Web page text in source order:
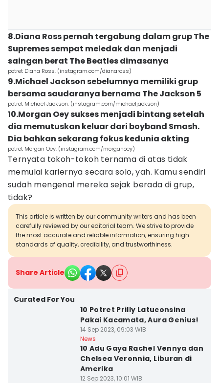
8.Diana Ross pernah tergabung dalam grup The
Supremes sempat meledak dan menjadi
saingan berat The Beatles dimasanya
potret Diana Ross. (instagram.com/dianaross)
9.Michael Jackson sebelumnya memiliki grup
bersama saudaranya bernama The Jackson 5
potret Michael Jackson. (instagram.com/michaeljackson)
10.Morgan Oey sukses menjadi bintang setelah
dia memutuskan keluar dari boyband Smash.
Dia bahkan sekarang fokus kedunia akting
potret Morgan Oey. (instagram.com/morganoey)
Ternyata tokoh-tokoh ternama di atas tidak
memulai kariernya secara solo, yah. Kamu sendiri
sudah mengenal mereka sejak berada di grup,
tidak?
This article is written by our community writers and has been
carefully reviewed by our editorial team. We strive to provide
the most accurate and reliable information, ensuring high
standards of quality, credibility, and trustworthiness.
Share Article
Curated For You
10 Potret Prilly Latuconsina
Pakai Kacamata, Aura Genius!
14 Sep 2023, 09:03 WIB
News
10 Adu Gaya Rachel Vennya dan
Chelsea Veronnia, Liburan di
Amerika
12 Sep 2023, 10:01 WIB